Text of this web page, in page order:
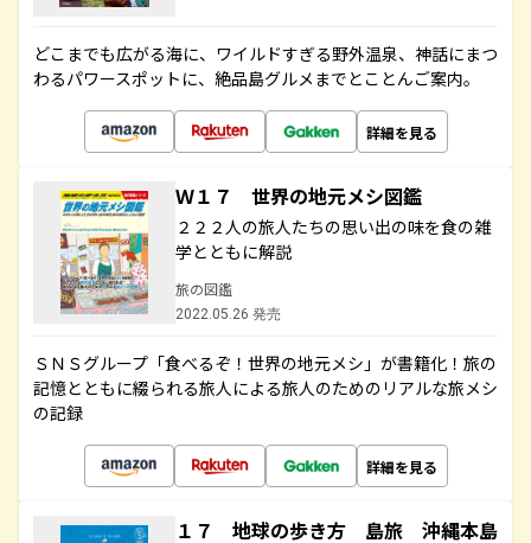
どこまでも広がる海に、ワイルドすぎる野外温泉、神話にまつ
わるパワースポットに、絶品島グルメまでとことんご案内。
詳細を見る
Ｗ１７ 世界の地元メシ図鑑
２２２人の旅人たちの思い出の味を食の雑
学とともに解説
旅の図鑑
2022.05.26 発売
ＳＮＳグループ「食べるぞ！世界の地元メシ」が書籍化！旅の
記憶とともに綴られる旅人による旅人のためのリアルな旅メシ
の記録
詳細を見る
１７ 地球の歩き方 島旅 沖縄本島